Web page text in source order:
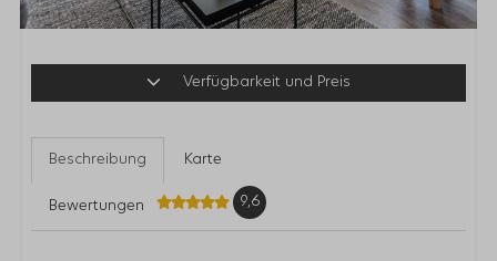
Verfügbarkeit und Preis
Beschreibung Karte
Bewertungen 9,6